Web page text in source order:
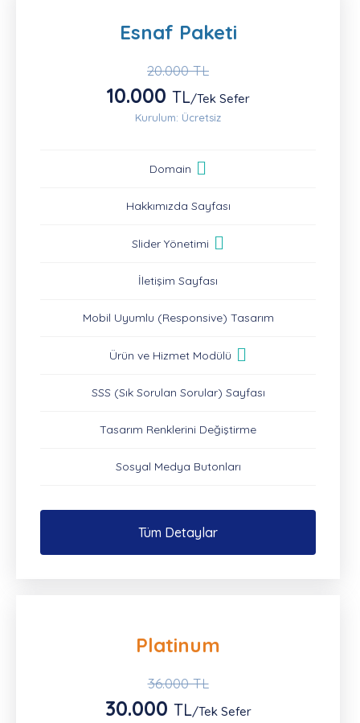
Esnaf Paketi
20.000 TL
10.000 TL/Tek Sefer
Kurulum: Ücretsiz
Domain
Hakkımızda Sayfası
Slider Yönetimi
İletişim Sayfası
Mobil Uyumlu (Responsive) Tasarım
Ürün ve Hizmet Modülü
SSS (Sık Sorulan Sorular) Sayfası
Tasarım Renklerini Değiştirme
Sosyal Medya Butonları
Tüm Detaylar
Platinum
36.000 TL
30.000 TL/Tek Sefer